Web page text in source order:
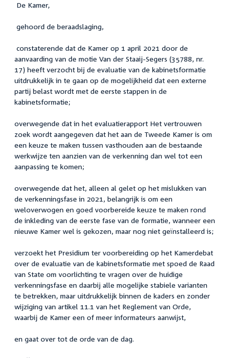
De Kamer,
gehoord de beraadslaging,
constaterende dat de Kamer op 1 april 2021 door de
aanvaarding van de motie Van der Staaij-Segers (35788, nr.
17) heeft verzocht bij de evaluatie van de kabinetsformatie
uitdrukkelijk in te gaan op de mogelijkheid dat een externe
partij belast wordt met de eerste stappen in de
kabinetsformatie;
overwegende dat in het evaluatierapport Het vertrouwen
zoek wordt aangegeven dat het aan de Tweede Kamer is om
een keuze te maken tussen vasthouden aan de bestaande
werkwijze ten aanzien van de verkenning dan wel tot een
aanpassing te komen;
overwegende dat het, alleen al gelet op het mislukken van
de verkenningsfase in 2021, belangrijk is om een
weloverwogen en goed voorbereide keuze te maken rond
de inkleding van de eerste fase van de formatie, wanneer een
nieuwe Kamer wel is gekozen, maar nog niet geïnstalleerd is;
verzoekt het Presidium ter voorbereiding op het Kamerdebat
over de evaluatie van de kabinetsformatie met spoed de Raad
van State om voorlichting te vragen over de huidige
verkenningsfase en daarbij alle mogelijke stabiele varianten
te betrekken, maar uitdrukkelijk binnen de kaders en zonder
wijziging van artikel 11.1 van het Reglement van Orde,
waarbij de Kamer een of meer informateurs aanwijst,
en gaat over tot de orde van de dag.